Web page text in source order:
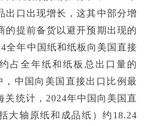
出口出现增长，这其中部分增
的提前备货以避开预期出现的
全年中国纸和纸板向美国直接
占全年纸和纸板总出口量的
，中国向美国直接出口比例最
关统计，2024年中国向美国直
大轴原纸和成品纸）约18.24